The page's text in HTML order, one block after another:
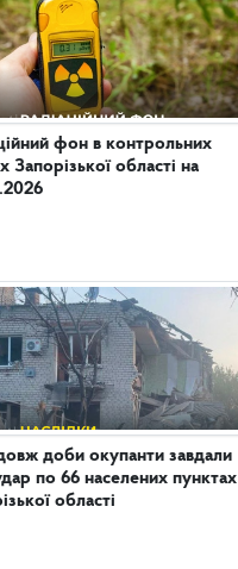
фон в контрольних
Запорізької області на
доби окупанти завдали
по 66 населених пунктах
області